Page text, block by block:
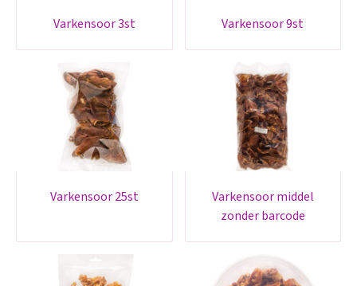
varkensoor 3st varkensoor 9st
varkensoor 25st
varkensoor middel
zonder barcode